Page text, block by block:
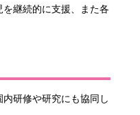
継続的に支援、また各
研修や研究にも協同し